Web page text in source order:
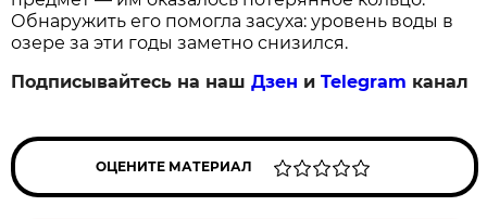
Обнаружить его помогла засуха: уровень воды в
озере за эти годы заметно снизился.
Подписывайтесь на нашДзен иTelegram канал
ОЦЕНИТЕ МАТЕРИАЛ